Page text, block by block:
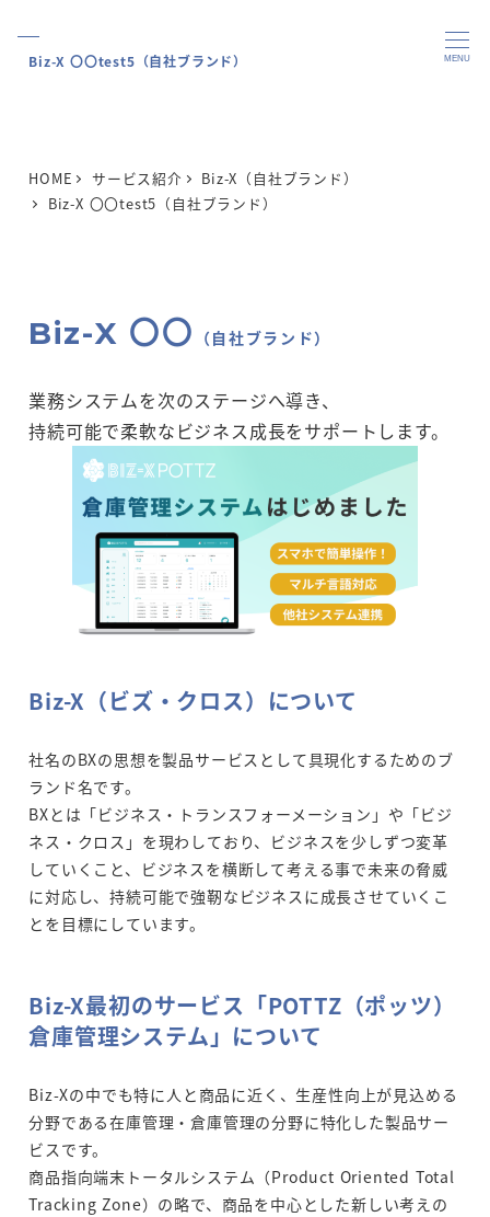
MENU
Biz-X 〇〇test5（自社ブランド）
HOME サービス紹介
Biz-X（自社ブランド）
Biz-X 〇〇test5（自社ブランド）
Biz-X 〇〇 （自社ブランド）
業務システムを次のステージへ導き、
持続可能で柔軟なビジネス成長をサポートします。
Biz-X（ビズ・クロス）について
社名のBXの思想を製品サービスとして具現化するためのブ
ランド名です。
BXとは「ビジネス・トランスフォーメーション」や「ビジ
ネス・クロス」を現わしており、ビジネスを少しずつ変革
していくこと、ビジネスを横断して考える事で未来の脅威
に対応し、持続可能で強靭なビジネスに成長させていくこ
とを目標にしています。
Biz-X最初のサービス「POTTZ（ポッツ）
倉庫管理システム」について
Biz-Xの中でも特に人と商品に近く、生産性向上が見込める
分野である在庫管理・倉庫管理の分野に特化した製品サー
ビスです。
商品指向端末トータルシステム（Product Oriented Total
Tracking Zone）の略で、商品を中心とした新しい考えの